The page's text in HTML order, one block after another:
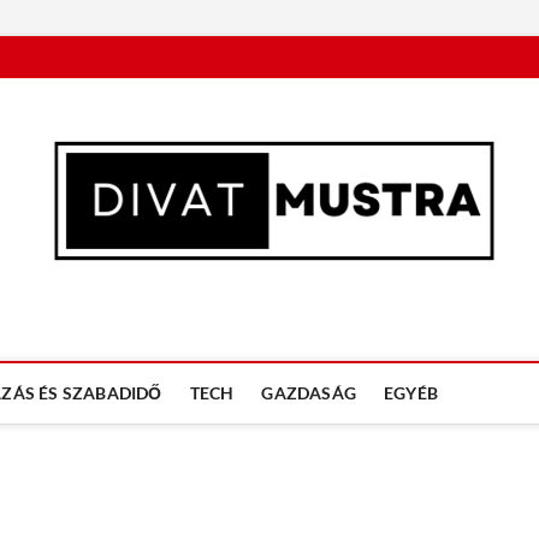
ÉS SZABADIDŐ TECH GAZDASÁG EGYÉB